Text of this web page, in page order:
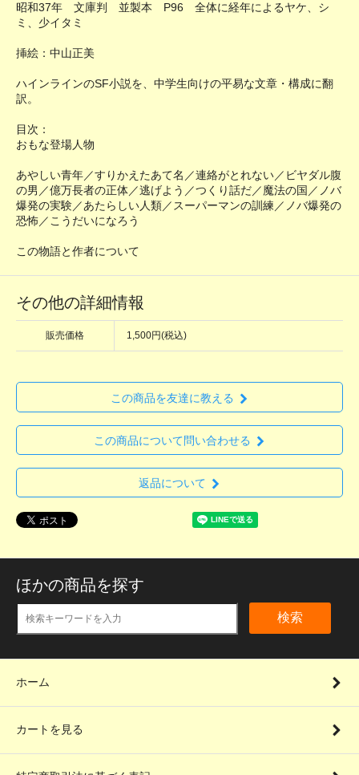
昭和37年 文庫判 並製本 P96 全体に経年によるヤケ、シ
ミ、少イタミ
挿絵：中山正美
ハインラインのSF小説を、中学生向けの平易な文章・構成に翻
訳。
目次：
おもな登場人物
あやしい青年／すりかえたあて名／連絡がとれない／ビヤダル腹
の男／億万長者の正体／逃げよう／つくり話だ／魔法の国／ノバ
爆発の実験／あたらしい人類／スーパーマンの訓練／ノバ爆発の
恐怖／こうだいになろう
この物語と作者について
その他の詳細情報
販売価格 1,500円(税込)
この商品を友達に教える
この商品について問い合わせる
返品について
ほかの商品を探す
検索
ホーム
カートを見る